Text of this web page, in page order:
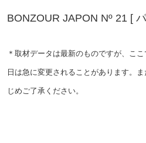
BONZOUR JAPON Nº 21 [
＊取材データは最新のものですが、こ
日は急に変更されることがあります。
じめご了承ください。